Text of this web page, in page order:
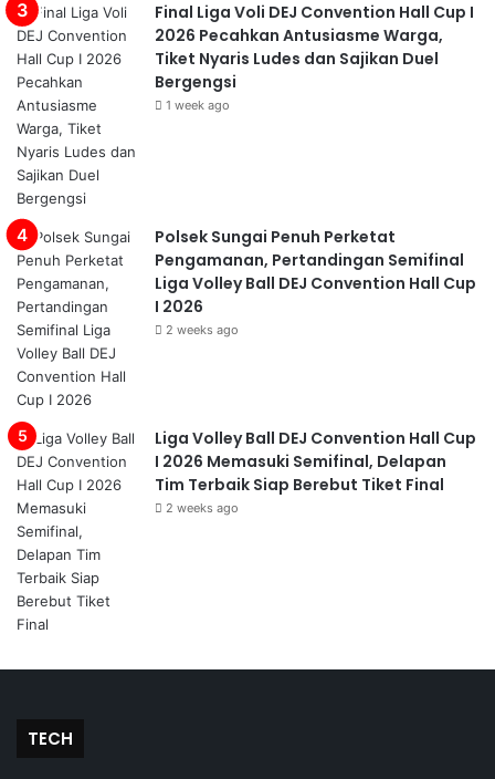
Final Liga Voli DEJ Convention Hall Cup I
2026 Pecahkan Antusiasme Warga,
Tiket Nyaris Ludes dan Sajikan Duel
Bergengsi
1 week ago
Polsek Sungai Penuh Perketat
Pengamanan, Pertandingan Semifinal
Liga Volley Ball DEJ Convention Hall Cup
I 2026
2 weeks ago
Liga Volley Ball DEJ Convention Hall Cup
I 2026 Memasuki Semifinal, Delapan
Tim Terbaik Siap Berebut Tiket Final
2 weeks ago
TECH